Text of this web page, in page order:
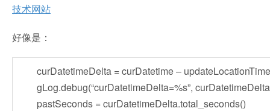
技术网站
好像是：
curDatetimeDelta = curDatetime – updateLocationTime
gLog.debug(“curDatetimeDelta=%s”,
pastSeconds = curDatetimeDelta.total_seconds()